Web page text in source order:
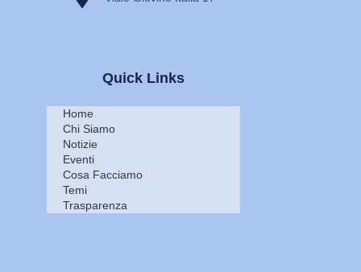
Quick Links
Home
Chi Siamo
Notizie
Eventi
Cosa Facciamo
Temi
Trasparenza